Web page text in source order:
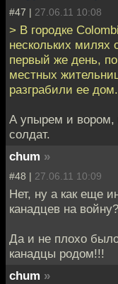
#47 | 27.06.11 10:08
> В городке
нескольких милях
первый же день,
местных
разграбили ее дом.
А упырем и вором,
солдат.
chum »
#48 | 27.06.11 10:09
Нет, ну а как еще
канадцев на
Да и не плохо
канадцы родом!!!
chum »